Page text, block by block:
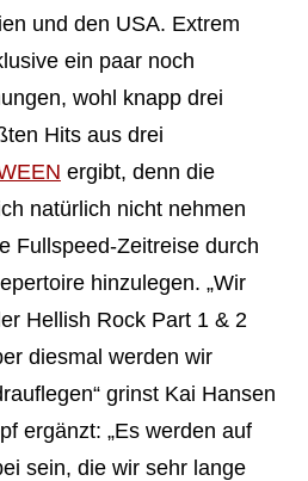
und den USA. Extrem
ein paar noch
wohl knapp drei
Hits aus drei
ergibt, denn die
natürlich nicht nehmen
Fullspeed-Zeitreise durch
hinzulegen. „Wir
Hellish Rock Part 1 & 2
diesmal werden wir
grinst Kai Hansen
ergänzt: „Es werden auf
sein, die wir sehr lange